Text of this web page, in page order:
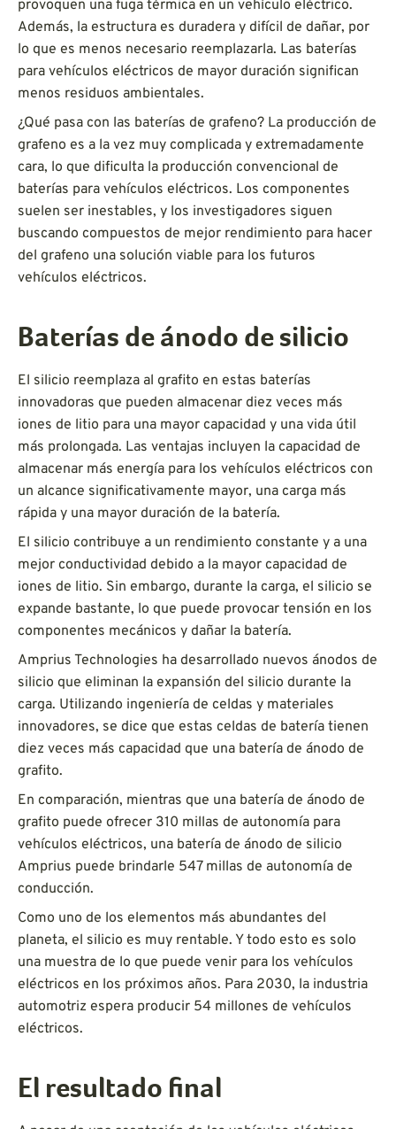
provoquen una fuga térmica en un vehículo eléctrico.
Además, la estructura es duradera y difícil de dañar, por
lo que es menos necesario reemplazarla. Las baterías
para vehículos eléctricos de mayor duración significan
menos residuos ambientales.
¿Qué pasa con las baterías de grafeno? La producción de
grafeno es a la vez muy complicada y extremadamente
cara, lo que dificulta la producción convencional de
baterías para vehículos eléctricos. Los componentes
suelen ser inestables, y los investigadores siguen
buscando compuestos de mejor rendimiento para hacer
del grafeno una solución viable para los futuros
vehículos eléctricos.
Baterías de ánodo de silicio
El silicio reemplaza al grafito en estas baterías
innovadoras que pueden almacenar diez veces más
iones de litio para una mayor capacidad y una vida útil
más prolongada. Las ventajas incluyen la capacidad de
almacenar más energía para los vehículos eléctricos con
un alcance significativamente mayor, una carga más
rápida y una mayor duración de la batería.
El silicio contribuye a un rendimiento constante y a una
mejor conductividad debido a la mayor capacidad de
iones de litio. Sin embargo, durante la carga, el silicio se
expande bastante, lo que puede provocar tensión en los
componentes mecánicos y dañar la batería.
Amprius Technologies ha desarrollado nuevos ánodos de
silicio que eliminan la expansión del silicio durante la
carga. Utilizando ingeniería de celdas y materiales
innovadores, se dice que estas celdas de batería tienen
diez veces más capacidad que una batería de ánodo de
grafito.
En comparación, mientras que una batería de ánodo de
grafito puede ofrecer 310 millas de autonomía para
vehículos eléctricos, una batería de ánodo de silicio
Amprius puede brindarle 547 millas de autonomía de
conducción.
Como uno de los elementos más abundantes del
planeta, el silicio es muy rentable. Y todo esto es solo
una muestra de lo que puede venir para los vehículos
eléctricos en los próximos años. Para 2030, la industria
automotriz espera producir 54 millones de vehículos
eléctricos.
El resultado final